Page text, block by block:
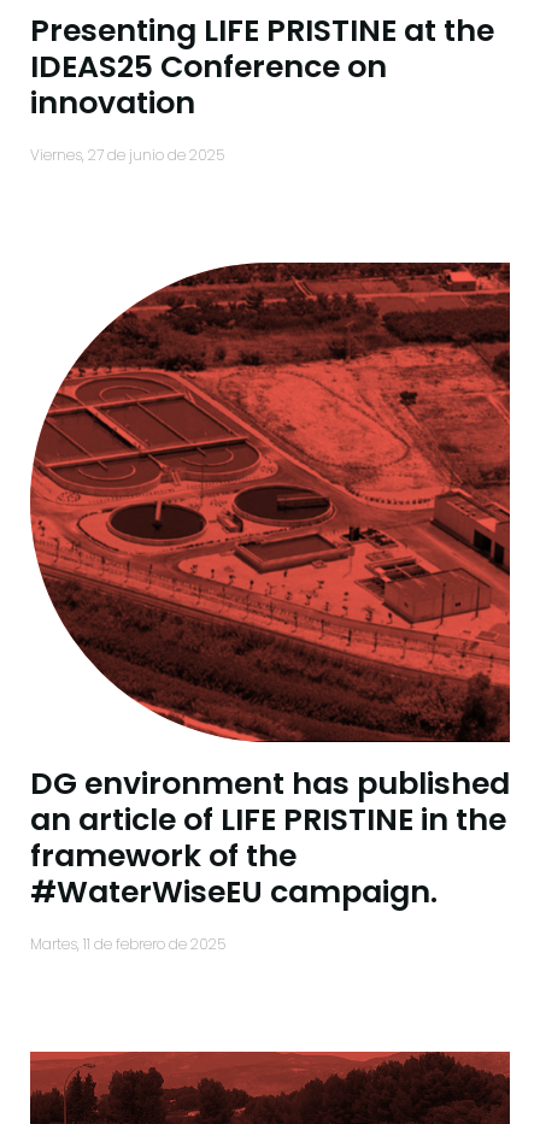
Presenting LIFE PRISTINE at the
IDEAS25 Conference on
innovation
viernes, 27 de junio de 2025
DG environment has published
an article of LIFE PRISTINE in the
framework of the
#WaterWiseEU campaign.
martes, 11 de febrero de 2025